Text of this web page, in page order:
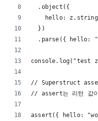
  .object({
hello:
  })
.parse({ hello:
console.log("test
// Superstruct
// assert는 리턴 값이
assert({ hello: